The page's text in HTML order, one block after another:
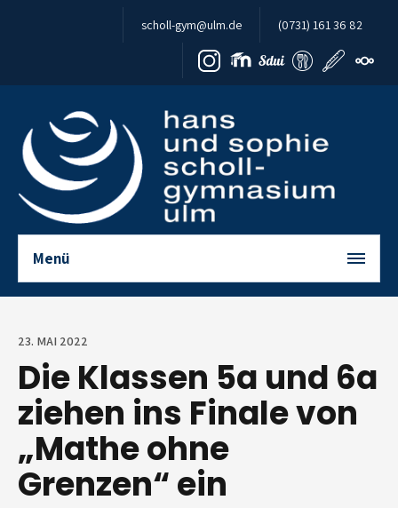
Zum Inhalt springen
scholl-gym@ulm.de (0731) 161 36 82
Menü
23. MAI 2022
Die Klassen 5a und 6a
ziehen ins Finale von
„Mathe ohne
Grenzen“ ein